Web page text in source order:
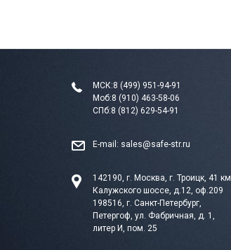
МСК:8 (499) 951-94-91
Моб:8 (910) 463-58-06
СПб:8 (812) 629-54-91
E-mail: sales@safe-str.ru
142190, г. Москва, г. Троицк, 41 км
Калужского шоссе, д.12, оф.209
198516, г. Санкт-Петербург,
Петергоф, ул. Фабричная, д. 1,
литер И, пом. 25